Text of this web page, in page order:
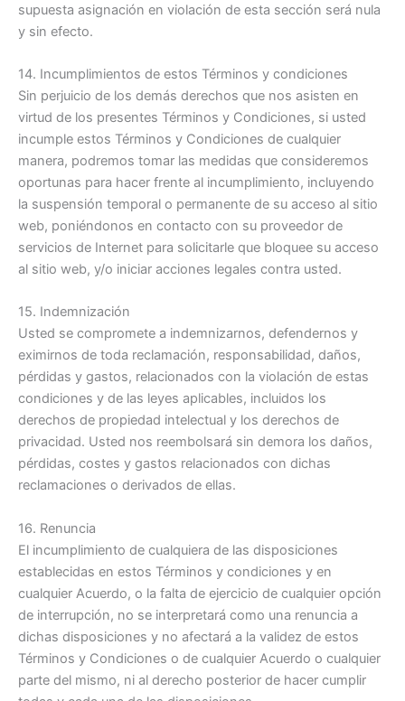
supuesta asignación en violación de esta sección será nula
y sin efecto.
14. Incumplimientos de estos Términos y condiciones
Sin perjuicio de los demás derechos que nos asisten en
virtud de los presentes Términos y Condiciones, si usted
incumple estos Términos y Condiciones de cualquier
manera, podremos tomar las medidas que consideremos
oportunas para hacer frente al incumplimiento, incluyendo
la suspensión temporal o permanente de su acceso al sitio
web, poniéndonos en contacto con su proveedor de
servicios de Internet para solicitarle que bloquee su acceso
al sitio web, y/o iniciar acciones legales contra usted.
15. Indemnización
Usted se compromete a indemnizarnos, defendernos y
eximirnos de toda reclamación, responsabilidad, daños,
pérdidas y gastos, relacionados con la violación de estas
condiciones y de las leyes aplicables, incluidos los
derechos de propiedad intelectual y los derechos de
privacidad. Usted nos reembolsará sin demora los daños,
pérdidas, costes y gastos relacionados con dichas
reclamaciones o derivados de ellas.
16. Renuncia
El incumplimiento de cualquiera de las disposiciones
establecidas en estos Términos y condiciones y en
cualquier Acuerdo, o la falta de ejercicio de cualquier opción
de interrupción, no se interpretará como una renuncia a
dichas disposiciones y no afectará a la validez de estos
Términos y Condiciones o de cualquier Acuerdo o cualquier
parte del mismo, ni al derecho posterior de hacer cumplir